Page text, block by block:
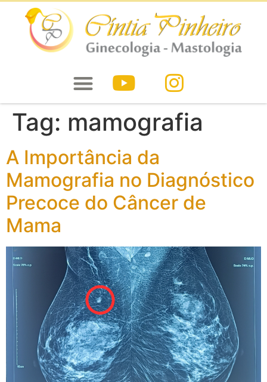
Tag: mamografia
A Importância da
Mamografia no Diagnóstico
Precoce do Câncer de
Mama